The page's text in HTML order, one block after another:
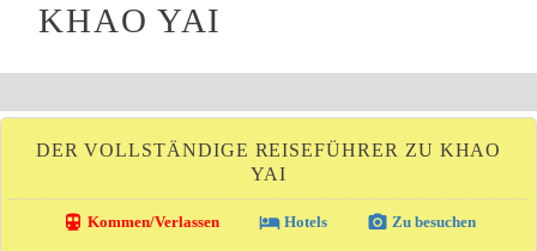
KHAO YAI
DER VOLLSTÄNDIGE REISEFÜHRER ZU KHAO
YAI
directions_transit Kommen/Verlassen local_hotelHotels photo_camera Zu besuchen